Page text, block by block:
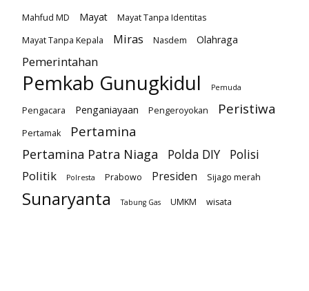
Mahfud MD
Mayat
Mayat Tanpa Identitas
Mayat Tanpa Kepala
Miras Nasdem Olahraga
Pemerintahan
Pemkab Gunugkidul Pemuda
Pengacara Penganiayaan Pengeroyokan Peristiwa
Pertamak Pertamina
Pertamina Patra Niaga Polda DIY
Polisi
Politik
Polresta Prabowo Presiden Sijago merah
Sunaryanta Tabung Gas UMKM wisata